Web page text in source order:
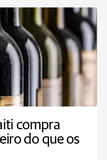
compra
do que os